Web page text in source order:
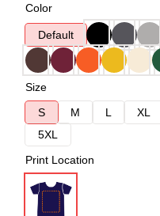
Color
Default
Size
S
M L XL
5XL
Print Location